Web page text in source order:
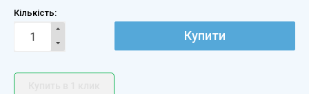
Кількість:
Купити